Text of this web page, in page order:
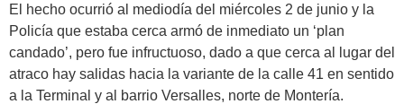
El hecho ocurrió al mediodía del miércoles 2 de junio y la
Policía que estaba cerca armó de inmediato un ‘plan
candado’, pero fue infructuoso, dado a que cerca al lugar del
atraco hay salidas hacia la variante de la calle 41 en sentido
a la Terminal y al barrio Versalles, norte de Montería.